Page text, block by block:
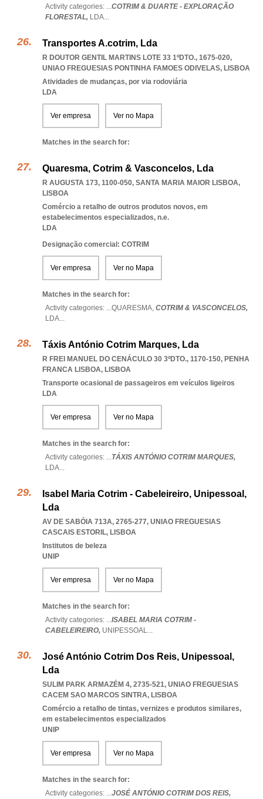
Activity categories: ...COTRIM & DUARTE - EXPLORAÇÃO
FLORESTAL, LDA...
Transportes A.cotrim, Lda
R DOUTOR GENTIL MARTINS LOTE 33 1ºDTO., 1675-020,
UNIAO FREGUESIAS PONTINHA FAMOES ODIVELAS, LISBOA
Atividades de mudanças, por via rodoviária
LDA
Ver empresa Ver no Mapa
Matches in the search for:
Quaresma, Cotrim & Vasconcelos, Lda
R AUGUSTA 173, 1100-050, SANTA MARIA MAIOR LISBOA,
LISBOA
Comércio a retalho de outros produtos novos, em
estabelecimentos especializados, n.e.
LDA
Designação comercial: COTRIM
Ver empresa Ver no Mapa
Matches in the search for:
Activity categories: ...QUARESMA, COTRIM & VASCONCELOS,
LDA...
Táxis António Cotrim Marques, Lda
R FREI MANUEL DO CENÁCULO 30 3ºDTO., 1170-150, PENHA
FRANCA LISBOA, LISBOA
Transporte ocasional de passageiros em veículos ligeiros
LDA
Ver empresa Ver no Mapa
Matches in the search for:
Activity categories: ...TÁXIS ANTÓNIO COTRIM MARQUES,
LDA...
Isabel Maria Cotrim - Cabeleireiro, Unipessoal,
Lda
AV DE SABÓIA 713A, 2765-277, UNIAO FREGUESIAS
CASCAIS ESTORIL, LISBOA
Institutos de beleza
UNIP
Ver empresa Ver no Mapa
Matches in the search for:
Activity categories: ...ISABEL MARIA COTRIM -
CABELEIREIRO, UNIPESSOAL...
José António Cotrim Dos Reis, Unipessoal,
Lda
SULIM PARK ARMAZÉM 4, 2735-521, UNIAO FREGUESIAS
CACEM SAO MARCOS SINTRA, LISBOA
Comércio a retalho de tintas, vernizes e produtos similares,
em estabelecimentos especializados
UNIP
Ver empresa Ver no Mapa
Matches in the search for:
Activity categories: ...JOSÉ ANTÓNIO COTRIM DOS REIS,